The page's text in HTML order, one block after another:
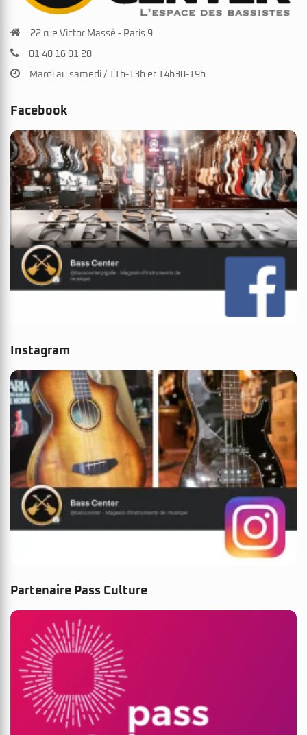
22 rue Victor Massé - Paris 9
01 40 16 01 20
Mardi au samedi / 11h-13h et 14h30-19h
Facebook
Instagram
Partenaire Pass Culture